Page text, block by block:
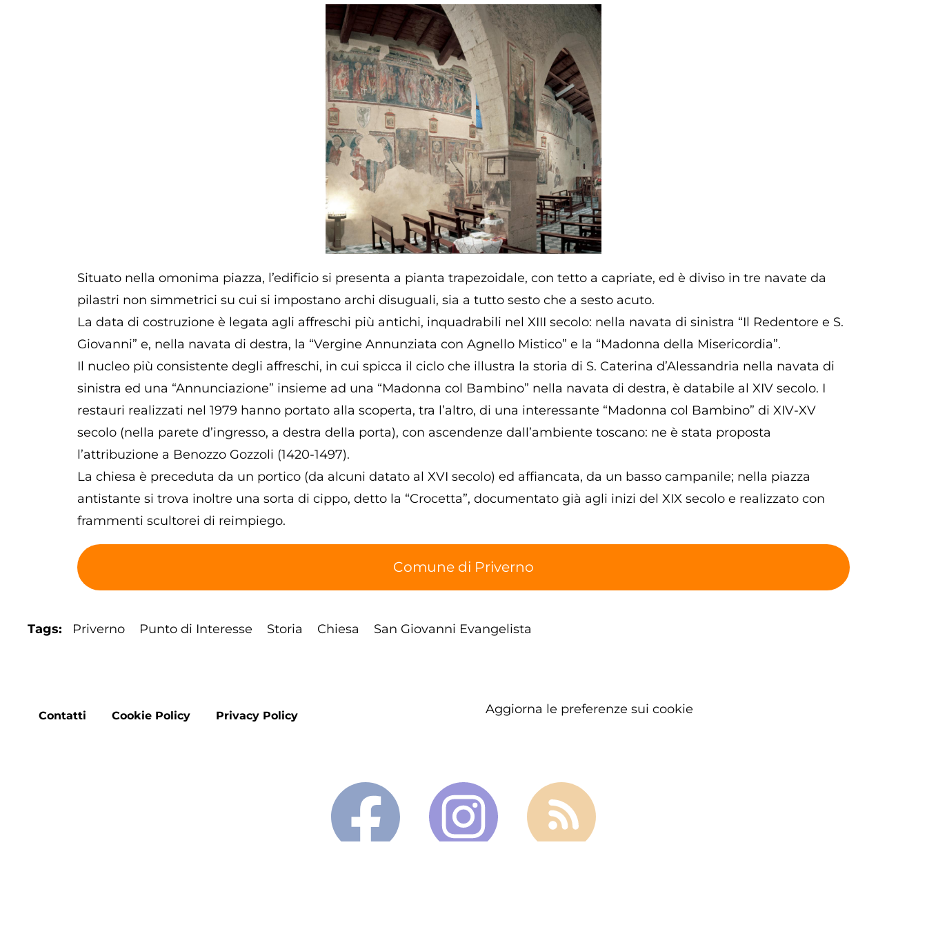
Situato nella omonima piazza, l’edificio si presenta a pianta trapezoidale, con tetto a capriate, ed è diviso in tre navate da
pilastri non simmetrici su cui si impostano archi disuguali, sia a tutto sesto che a sesto acuto.
La data di costruzione è legata agli affreschi più antichi, inquadrabili nel XIII secolo: nella navata di sinistra “Il Redentore e S.
Giovanni” e, nella navata di destra, la “Vergine Annunziata con Agnello Mistico” e la “Madonna della Misericordia”.
Il nucleo più consistente degli affreschi, in cui spicca il ciclo che illustra la storia di S. Caterina d’Alessandria nella navata di
sinistra ed una “Annunciazione” insieme ad una “Madonna col Bambino” nella navata di destra, è databile al XIV secolo. I
restauri realizzati nel 1979 hanno portato alla scoperta, tra l’altro, di una interessante “Madonna col Bambino” di XIV-XV
secolo (nella parete d’ingresso, a destra della porta), con ascendenze dall’ambiente toscano: ne è stata proposta
l’attribuzione a Benozzo Gozzoli (1420-1497).
La chiesa è preceduta da un portico (da alcuni datato al XVI secolo) ed affiancata, da un basso campanile; nella piazza
antistante si trova inoltre una sorta di cippo, detto la “Crocetta”, documentato già agli inizi del XIX secolo e realizzato con
frammenti scultorei di reimpiego.
Comune di Priverno
Tags Priverno Punto di Interesse Storia Chiesa San Giovanni Evangelista
Footer
Contatti Cookie Policy Privacy Policy Aggiorna le preferenze sui cookie